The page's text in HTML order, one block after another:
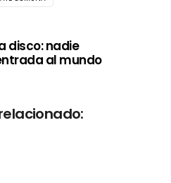
disco: nadie
al mundo